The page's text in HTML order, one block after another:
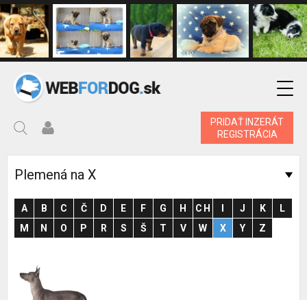
PRIDAŤ INZERÁT
REGISTRÁCIA
Najpopulárnejšie plemená psej inzercie
Hľadať podľa lokality
Plemená na X
A B C Č D E F G H CH I J K
L
M
N O P R S Š T V W X Y Z